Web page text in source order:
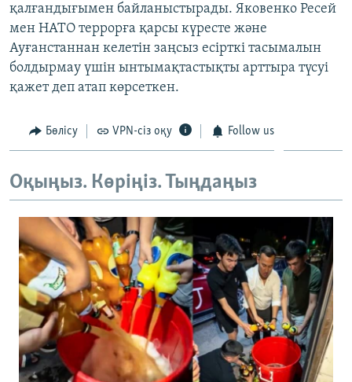
қалғандығымен байланыстырады. Яковенко Ресей
мен НАТО террорға қарсы күресте және
Ауғанстаннан келетін заңсыз есірткі тасымалын
болдырмау үшін ынтымақтастықты арттыра түсуі
қажет деп атап көрсеткен.
Бөлісу VPN-сіз оқу Follow us
Оқыңыз. Көріңіз. Тыңдаңыз